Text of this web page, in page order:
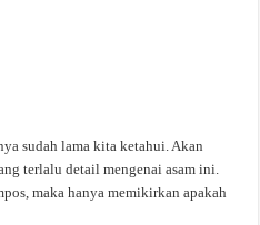
sudah lama kita ketahui. Akan
terlalu detail mengenai asam ini.
maka hanya memikirkan apakah